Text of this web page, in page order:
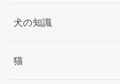
犬の知識
猫